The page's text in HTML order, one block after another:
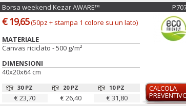
Borsa weekend Kezar AWARE™
€ 19,65(50pz + stampa 1 colore su un lato)
MATERIALE
Canvas riciclato - 500 g/m²
DIMENSIONI
40x20x64 cm
30 PZ
€ 23,70
20 PZ
€ 26,40
10 PZ
€ 31,80
CALCOLA